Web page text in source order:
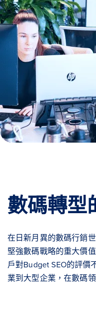
數碼轉型
在日新月異的數碼行銷
堅強數碼戰略的重大價
戶對Budget SEO的評價
業到大型企業，在數碼